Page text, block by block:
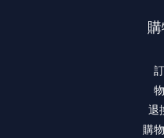
退
購